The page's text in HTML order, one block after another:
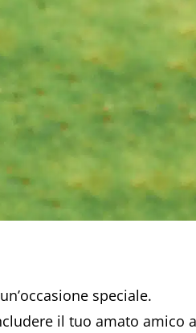
speciale.
il tuo amato amico a